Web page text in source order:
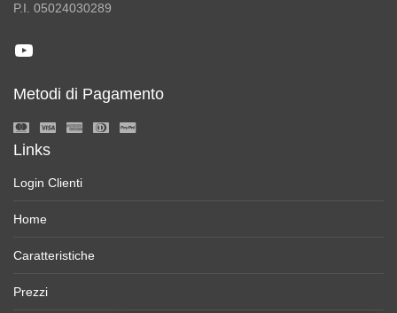
P.I. 05024030289
YouTube
Metodi di Pagamento
Links
Login Clienti
Home
Caratteristiche
Prezzi